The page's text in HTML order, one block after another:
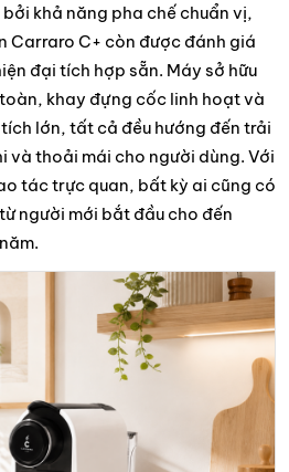
khả năng pha chế chuẩn vị,
Carraro C+ còn được đánh giá
đại tích hợp sẵn. Máy sở hữu
khay đựng cốc linh hoạt và
lớn, tất cả đều hướng đến trải
và thoải mái cho người dùng. Với
tác trực quan, bất kỳ ai cũng có
người mới bắt đầu cho đến